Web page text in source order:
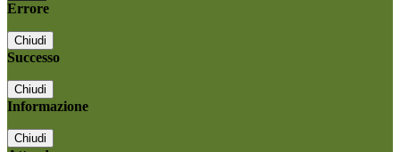
Errore
Chiudi
Successo
Chiudi
Informazione
Chiudi